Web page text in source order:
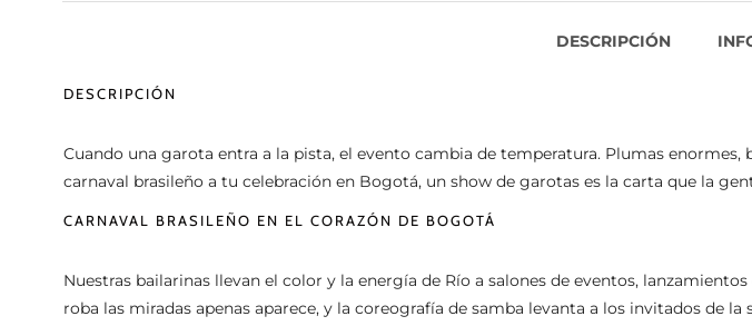
DESCRIPCIÓN
DESCRIPCIÓN
Cuando una garota entra a la pista, el evento cambia de temperatura. Plumas
carnaval brasileño a tu celebración en Bogotá, un show de garotas es la carta que la
CARNAVAL BRASILEÑO EN EL CORAZÓN DE BOGOTÁ
Nuestras bailarinas llevan el color y la energía de Río a salones de eventos,
roba las miradas apenas aparece, y la coreografía de samba levanta a los invitados de